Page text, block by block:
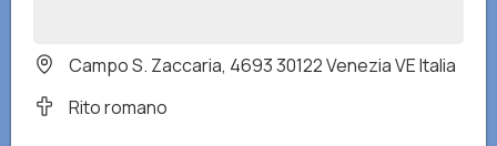
Campo S. Zaccaria, 4693 30122 Venezia VE Italia
Rito romano